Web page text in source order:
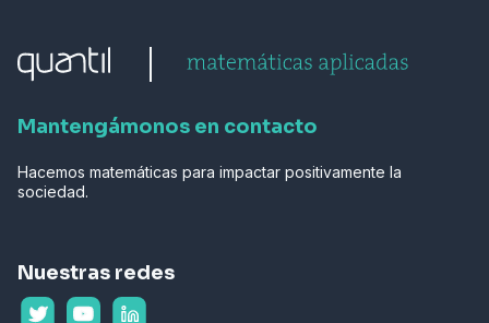
Mantengámonos en contacto
Hacemos matemáticas para impactar positivamente la
sociedad.
Nuestras redes